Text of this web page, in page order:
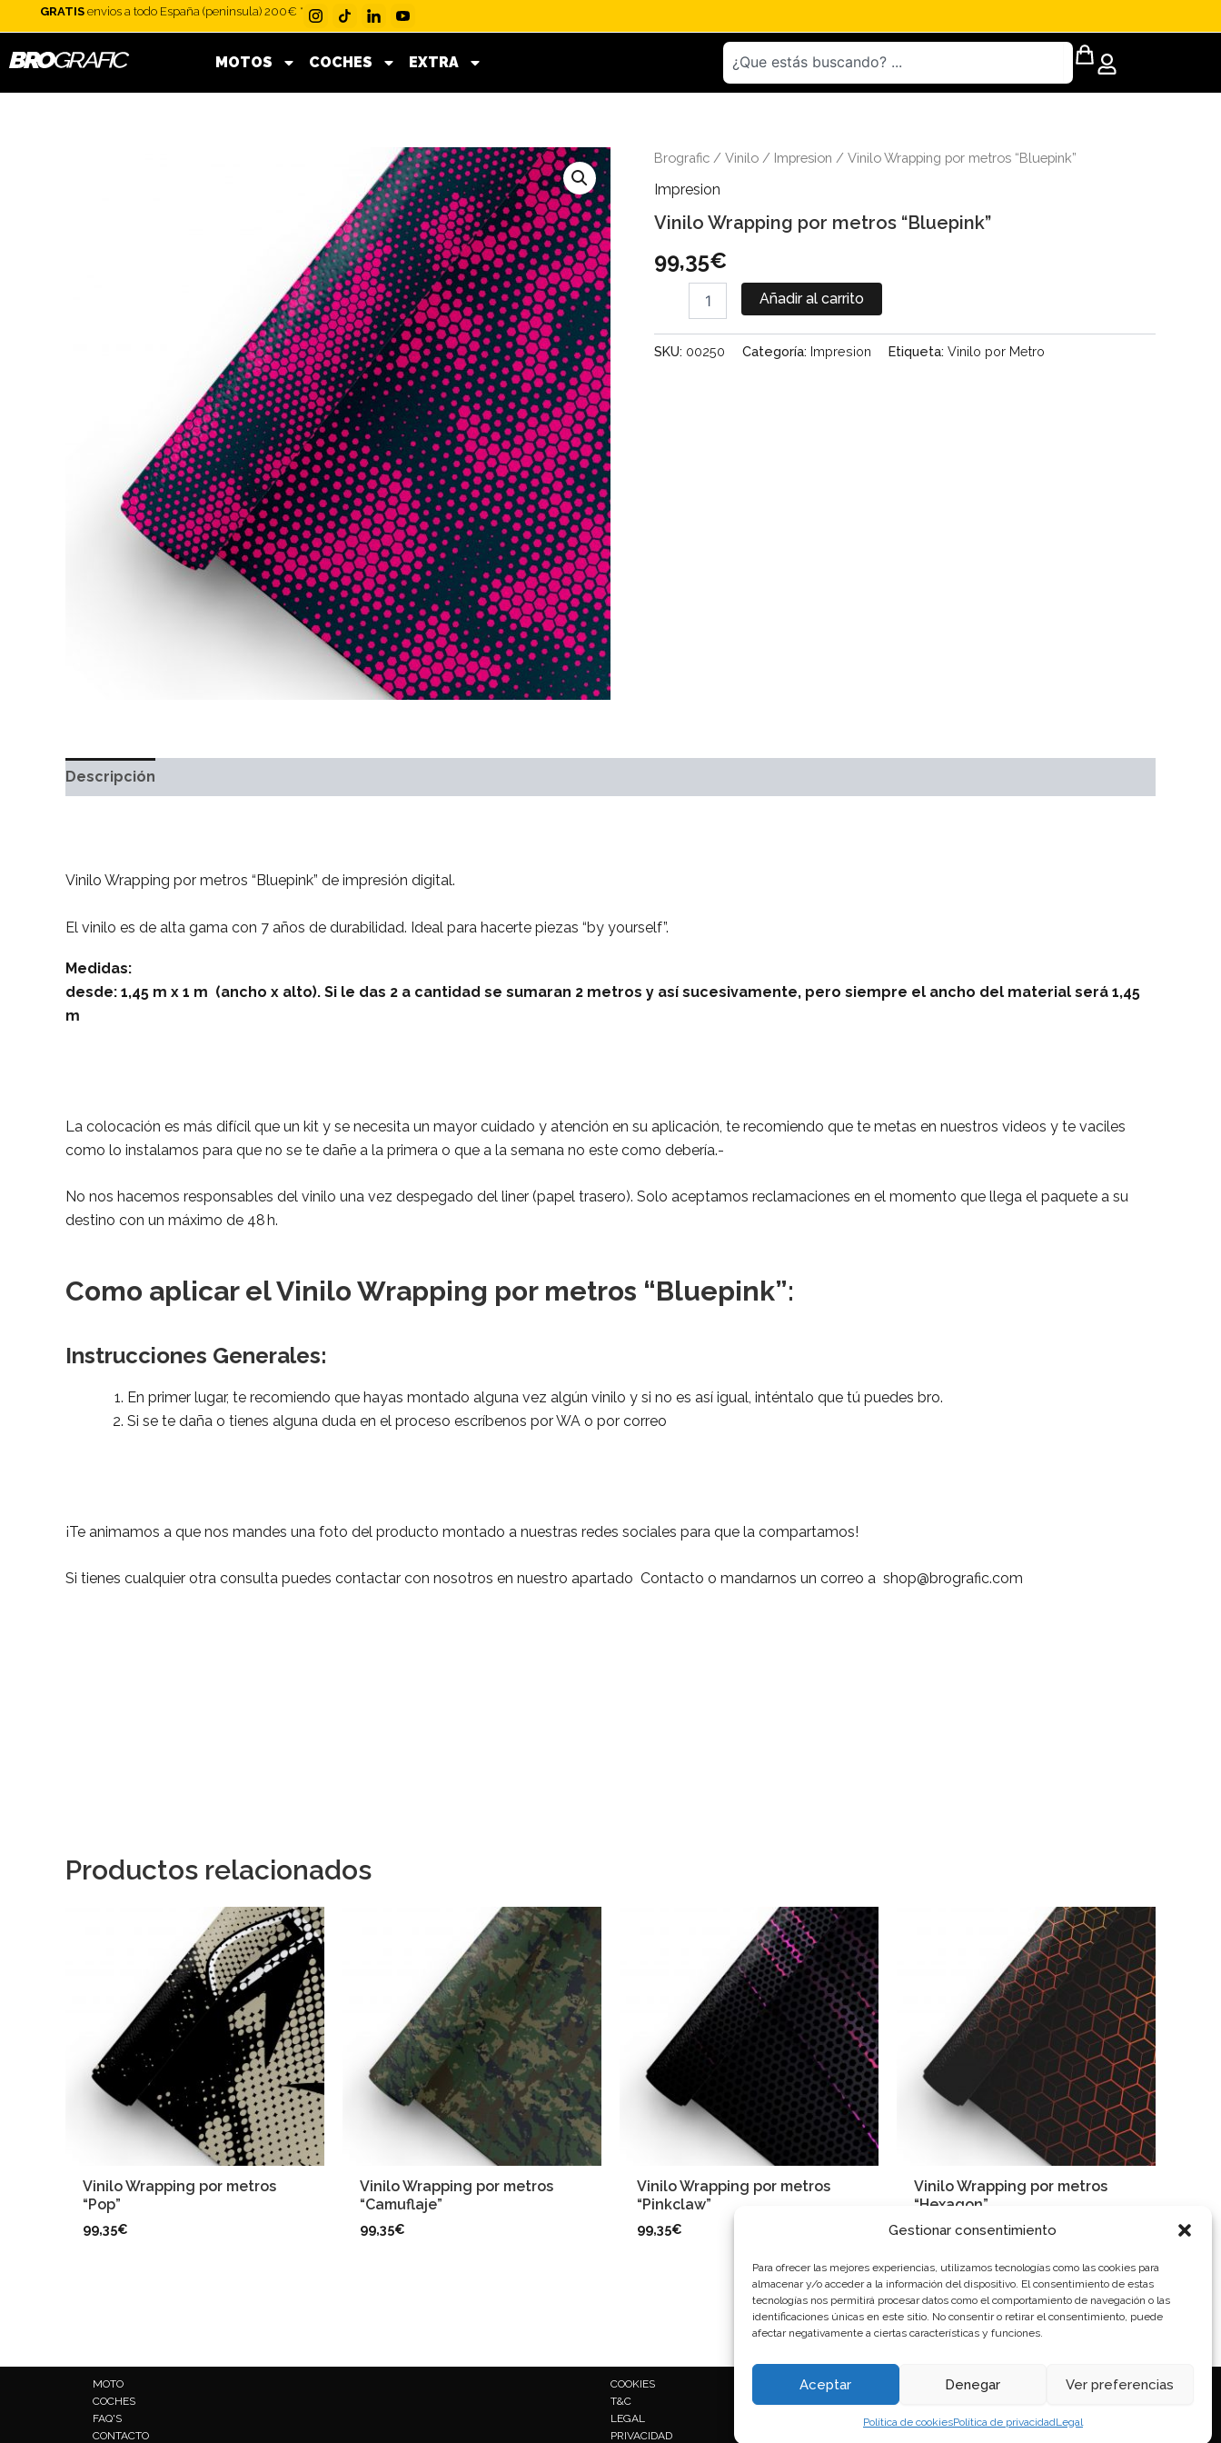
Gestionar consentimiento
Para ofrecer las mejores experiencias, utilizamos tecnologías como las cookies para
almacenar y/o acceder a la información del dispositivo. El consentimiento de estas
tecnologías nos permitirá procesar datos como el comportamiento de navegación o las
identificaciones únicas en este sitio. No consentir o retirar el consentimiento, puede
afectar negativamente a ciertas características y funciones.
Aceptar Denegar Ver preferencias
Política de cookiesPolítica de privacidadLegal
al
contenido
GRATIS envios a todo España (peninsula) 200€ *
MOTOS COCHES EXTRA
Buscar
Brografic / Vinilo / Impresion / Vinilo Wrapping por metros “Bluepink”
Impresion
Vinilo Wrapping por metros “Bluepink”
99,35€
Vinilo
por
"Bluepink"
Añadir al carrito
SKU: 00250 Categoría: Impresion Etiqueta: Vinilo por Metro
Descripción
Vinilo Wrapping por metros “Bluepink” de impresión digital.
El vinilo es de alta gama con 7 años de durabilidad. Ideal para hacerte piezas “by yourself”.
Medidas:
desde: 1,45 m x 1 m (ancho x alto). Si le das 2 a cantidad se sumaran 2 metros y así sucesivamente, pero siempre el ancho del material será 1,45
m
La colocación es más difícil que un kit y se necesita un mayor cuidado y atención en su aplicación, te recomiendo que te metas en nuestros videos y te vaciles
como lo instalamos para que no se te dañe a la primera o que a la semana no este como debería.-
No nos hacemos responsables del vinilo una vez despegado del liner (papel trasero). Solo aceptamos reclamaciones en el momento que llega el paquete a su
destino con un máximo de 48 h.
Como aplicar el Vinilo Wrapping por metros “Bluepink”:
Instrucciones Generales:
En primer lugar, te recomiendo que hayas montado alguna vez algún vinilo y si no es así igual, inténtalo que tú puedes bro.
Si se te daña o tienes alguna duda en el proceso escríbenos por WA o por correo
¡Te animamos a que nos mandes una foto del producto montado a nuestras redes sociales para que la compartamos!
Si tienes cualquier otra consulta puedes contactar con nosotros en nuestro apartado Contacto o mandarnos un correo a shop@brografic.com
Productos relacionados
Vinilo Wrapping por metros
“Pop”
99,35€
Vinilo Wrapping por metros
“Camuflaje”
99,35€
Vinilo Wrapping por metros
“Pinkclaw”
99,35€
Vinilo Wrapping por metros
“Hexagon”
99,35€
MOTO
COCHES
FAQ'S
CONTACTO
COOKIES
T&C
LEGAL
PRIVACIDAD